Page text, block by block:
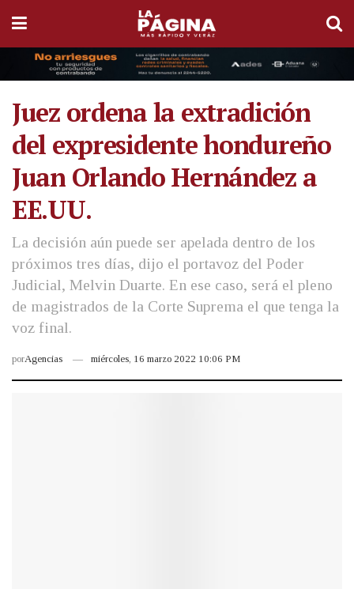
Juez ordena la extradición
del expresidente hondureño
Juan Orlando Hernández a
EE.UU.
La decisión aún puede ser apelada dentro de los
próximos tres días, dijo el portavoz del Poder
Judicial, Melvin Duarte. En ese caso, será el pleno
de magistrados de la Corte Suprema el que tenga la
voz final.
porAgencias miércoles, 16 marzo 2022 10:06 PM